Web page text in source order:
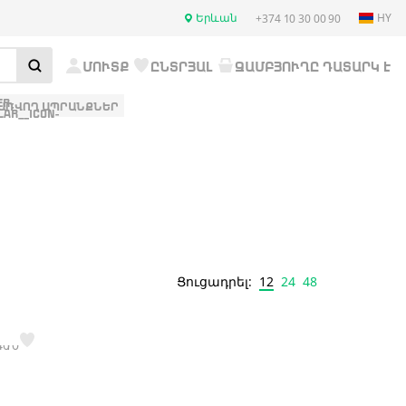
Երևան +374 10 30 00 90 HY
ՄՈՒՏՔ ԸՆՏՐՅԱԼ ԶԱՄԲՅՈՒՂԸ ԴԱՏԱՐԿ Է
ԱՊՐԱՆՔՆԵՐ
Ցուցադրել: 12 24 48